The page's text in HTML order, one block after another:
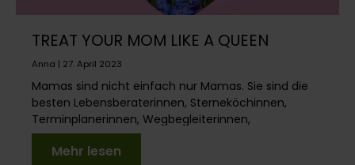
TREAT YOUR MOM LIKE A QUEEN
Anna | 27. April 2023
Mamas sind nicht einfach nur Mamas. Sie sind die
besten Lebensberaterinnen, Sterneköchinnen,
Terminplanerinnen, Wegbegleiterinnen,
Seelentrösterinnen,...
Mehr lesen